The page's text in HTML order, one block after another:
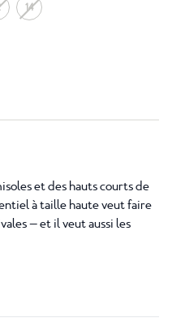
14
et des hauts courts de
à taille haute veut faire
— et il veut aussi les